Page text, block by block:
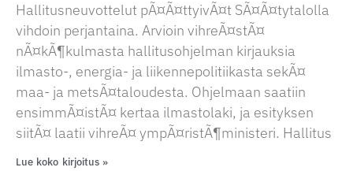
Hallitusneuvottelut pÃ¤Ã¤ttyivÃ¤t SÃ¤Ã¤tytalolla
vihdoin perjantaina. Arvioin vihreÃ¤stÃ¤
nÃ¤kÃ¶kulmasta hallitusohjelman kirjauksia
ilmasto-, energia- ja liikennepolitiikasta sekÃ¤
maa- ja metsÃ¤taloudesta. Ohjelmaan saatiin
ensimmÃ¤istÃ¤ kertaa ilmastolaki, ja esityksen
siitÃ¤ laatii vihreÃ¤ ympÃ¤ristÃ¶ministeri. Hallitus
Lue koko kirjoitus »